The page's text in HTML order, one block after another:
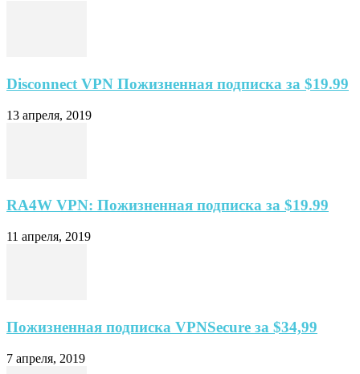
Disconnect VPN Пожизненная подписка за $19.99
13 апреля, 2019
RA4W VPN: Пожизненная подписка за $19.99
11 апреля, 2019
Пожизненная подписка VPNSecure за $34,99
7 апреля, 2019